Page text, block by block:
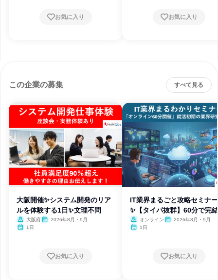
お気に入り お気に入り
この企業の募集 すべて見る
大阪開催✨システム開発のリア
ルを体験する1日✨文理不問
大阪府
2026年8月・9月
1日
お気に入り
IT業界まるごと攻略セミナー
✨【タイパ抜群】60分で完
オンライン
2026年8月・9月
1日
お気に入り